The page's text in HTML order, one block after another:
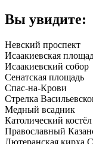
Вы увидите:
Невский проспект
Исаакиевская
Исаакиевский собор
Сенатская площадь
Спас-на-Крови
Стрелка
Медный всадник
Католический
Православный